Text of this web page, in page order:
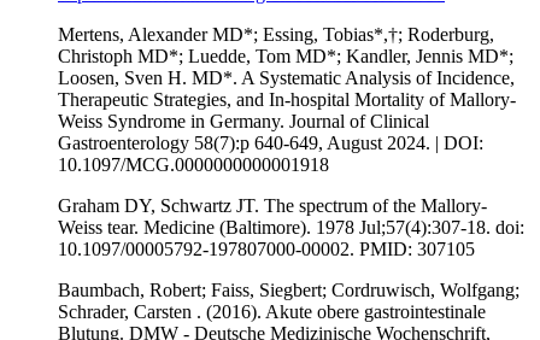
Mertens, Alexander MD*; Essing, Tobias*,†; Roderburg,
Christoph MD*; Luedde, Tom MD*; Kandler, Jennis MD*;
Loosen, Sven H. MD*. A Systematic Analysis of Incidence,
Therapeutic Strategies, and In-hospital Mortality of Mallory-
Weiss Syndrome in Germany. Journal of Clinical
Gastroenterology 58(7):p 640-649, August 2024. | DOI:
10.1097/MCG.0000000000001918
Graham DY, Schwartz JT. The spectrum of the Mallory-
Weiss tear. Medicine (Baltimore). 1978 Jul;57(4):307-18. doi:
10.1097/00005792-197807000-00002. PMID: 307105
Baumbach, Robert; Faiss, Siegbert; Cordruwisch, Wolfgang;
Schrader, Carsten . (2016). Akute obere gastrointestinale
Blutung. DMW - Deutsche Medizinische Wochenschrift,